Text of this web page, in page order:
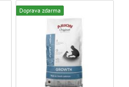
Doprava zdarma